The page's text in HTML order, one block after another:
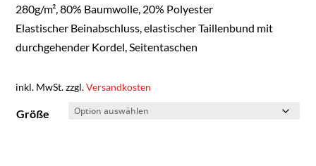
280g/m², 80% Baumwolle, 20% Polyester
Elastischer Beinabschluss, elastischer Taillenbund mit
durchgehender Kordel, Seitentaschen
inkl. MwSt.zzgl.Versandkosten
Größe